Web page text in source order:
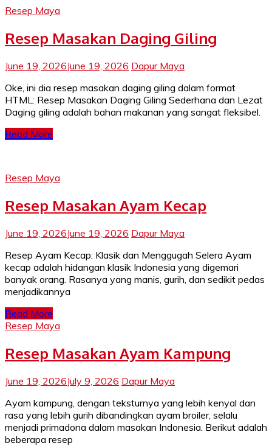
Resep Maya
Resep Masakan Daging Giling
June 19, 2026June 19, 2026 Dapur Maya
Oke, ini dia resep masakan daging giling dalam format
HTML: Resep Masakan Daging Giling Sederhana dan Lezat
Daging giling adalah bahan makanan yang sangat fleksibel.
Read More
Resep Maya
Resep Masakan Ayam Kecap
June 19, 2026June 19, 2026 Dapur Maya
Resep Ayam Kecap: Klasik dan Menggugah Selera Ayam
kecap adalah hidangan klasik Indonesia yang digemari
banyak orang. Rasanya yang manis, gurih, dan sedikit pedas
menjadikannya
Read More
Resep Maya
Resep Masakan Ayam Kampung
June 19, 2026July 9, 2026 Dapur Maya
Ayam kampung, dengan teksturnya yang lebih kenyal dan
rasa yang lebih gurih dibandingkan ayam broiler, selalu
menjadi primadona dalam masakan Indonesia. Berikut adalah
beberapa resep